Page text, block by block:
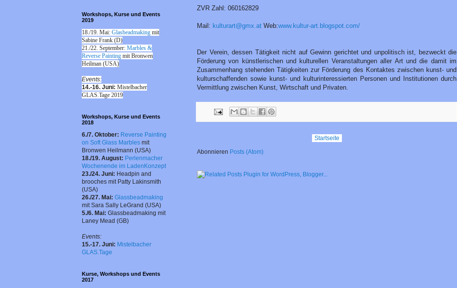
ZVR Zahl: 060162829
Mail: kulturart@gmx.at Web:www.kultur-art.blogspot.com/
Der Verein, dessen Tätigkeit nicht auf Gewinn gerichtet und unpolitisch ist, bezweckt die
Förderung von künstlerischen und kulturellen Veranstaltungen aller Art und die damit im
Zusammenhang stehenden Tätigkeiten zur Förderung des Kontaktes zwischen kunst- und
kulturschaffenden sowie kunst- und kulturinteressierten Personen und Institutionen durch
Vermittlung zwischen Kunst, Wirtschaft und Privaten.
Startseite
Abonnieren Posts (Atom)
Workshops, Kurse und Events
2019
18./19. Mai: Glasbeadmaking mit
Sabine Frank (D)
21./22. September: Marbles &
Reverse Painting mit Bronwen
Heilman (USA)
Events:
14.-16. Juni: Mistelbacher
GLAS.Tage 2019
Workshops, Kurse und Events
2018
6./7. Oktober: Reverse Painting
on Soft Glass Marbles mit
Bronwen Heilmann (USA)
18./19. August: Perlenmacher
Wochenende im LadenKonzept
23./24. Juni: Headpin and
brooches mit Patty Lakinsmith
(USA)
26./27. Mai: Glassbeadmaking
mit Sara Sally LeGrand (USA)
5./6. Mai: Glassbeadmaking mit
Laney Mead (GB)
Events:
15.-17. Juni: Mistelbacher
GLAS.Tage
Kurse, Workshops und Events
2017